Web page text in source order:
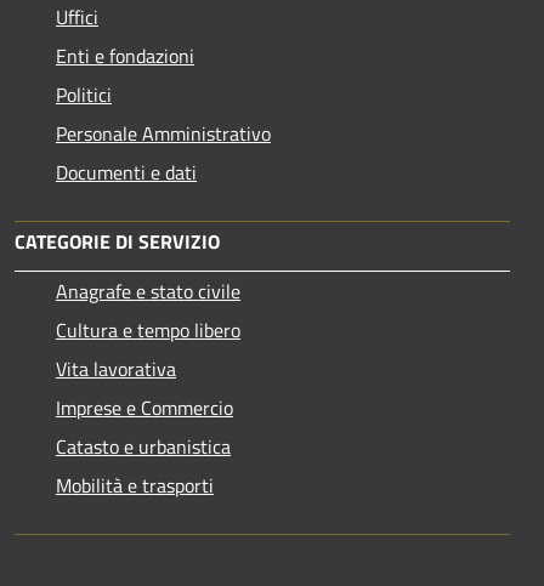
Uffici
Enti e fondazioni
Politici
Personale Amministrativo
Documenti e dati
CATEGORIE DI SERVIZIO
Anagrafe e stato civile
Cultura e tempo libero
Vita lavorativa
Imprese e Commercio
Catasto e urbanistica
Mobilità e trasporti